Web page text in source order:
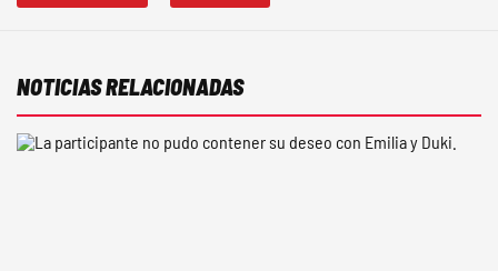
NOTICIAS RELACIONADAS